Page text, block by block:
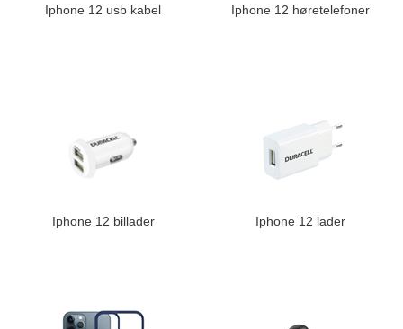
Iphone 12 usb kabel Iphone 12 høretelefoner
Iphone 12 billader Iphone 12 lader